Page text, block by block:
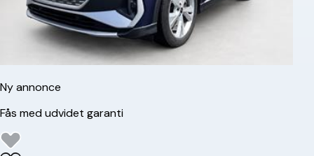
Ny annonce
Fås med udvidet garanti